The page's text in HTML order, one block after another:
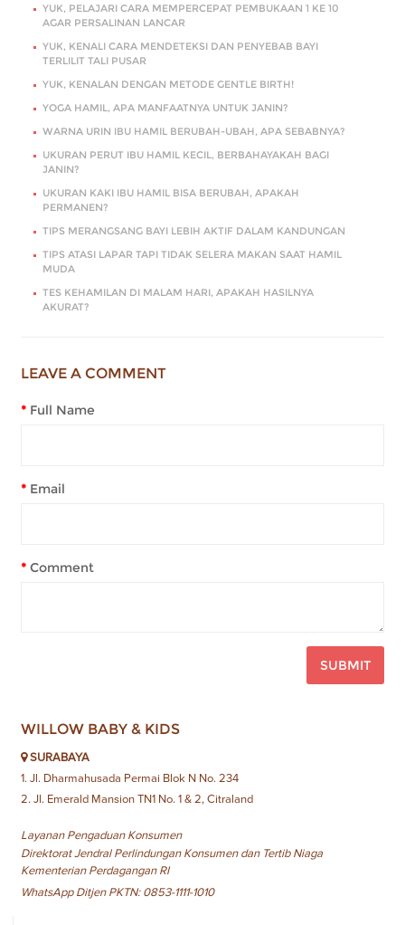
YUK, PELAJARI CARA MEMPERCEPAT PEMBUKAAN 1 KE 10
AGAR PERSALINAN LANCAR
YUK, KENALI CARA MENDETEKSI DAN PENYEBAB BAYI
TERLILIT TALI PUSAR
YUK, KENALAN DENGAN METODE GENTLE BIRTH!
YOGA HAMIL, APA MANFAATNYA UNTUK JANIN?
WARNA URIN IBU HAMIL BERUBAH-UBAH, APA SEBABNYA?
UKURAN PERUT IBU HAMIL KECIL, BERBAHAYAKAH BAGI
JANIN?
UKURAN KAKI IBU HAMIL BISA BERUBAH, APAKAH
PERMANEN?
TIPS MERANGSANG BAYI LEBIH AKTIF DALAM KANDUNGAN
TIPS ATASI LAPAR TAPI TIDAK SELERA MAKAN SAAT HAMIL
MUDA
TES KEHAMILAN DI MALAM HARI, APAKAH HASILNYA
AKURAT?
LEAVE A COMMENT
Full Name
Email
Comment
SUBMIT
WILLOW BABY & KIDS
SURABAYA
1. Jl. Dharmahusada Permai Blok N No. 234
2. Jl. Emerald Mansion TN1 No. 1 & 2, Citraland
Layanan Pengaduan Konsumen
Direktorat Jendral Perlindungan Konsumen dan Tertib Niaga
Kementerian Perdagangan RI
WhatsApp Ditjen PKTN: 0853-1111-1010